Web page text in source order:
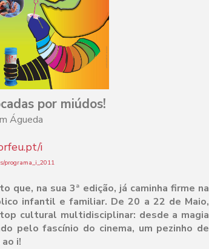
por miúdos!
Águeda
i
programa_i_2011
na sua 3ª edição, já caminha firme na
infantil e familiar. De 20 a 22 de Maio,
cultural multidisciplinar: desde a magia
pelo fascínio do cinema, um pezinho de
i!